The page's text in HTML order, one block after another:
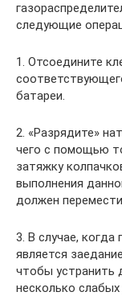
следующие
1. Отсоедините
батареи.
2. «Разрядите»
чего с помощью
затяжку
выполнения
должен
3. В случае,
является
чтобы устранить
несколько